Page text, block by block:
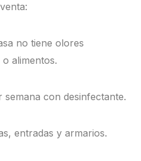
no tiene olores
alimentos.
con desinfectante.
entradas y armarios.